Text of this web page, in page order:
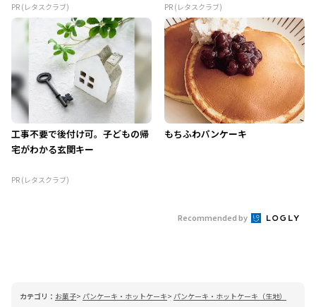
PR (レタスクラブ) PR (レタスクラブ)
工事不要で後付け可。子どもの帰
宅がわかる玄関キー
PR (レタスクラブ)
もちふわパンケーキ
Recommended by
カテゴリ： お菓子 パンケーキ・ホットケーキ
パンケーキ・ホットケーキ（生地）